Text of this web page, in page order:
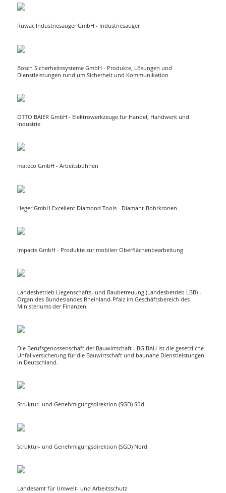
Ruwac Industriesauger GmbH - Industriesauger
Bosch Sicherheitssysteme GmbH - Produkte, Lösungen und
Dienstleistungen rund um Sicherheit und Kommunikation
OTTO BAIER GmbH - Elektrowerkzeuge für Handel, Handwerk und
Industrie
mateco GmbH - Arbeitsbühnen
Heger GmbH Excellent Diamond Tools - Diamant-Bohrkronen
Impacts GmbH - Produkte zur mobilen Oberflächenbearbeitung
Landesbetrieb Liegenschafts- und Baubetreuung (Landesbetrieb LBB) -
Organ des Bundeslandes Rheinland-Pfalz im Geschäftsbereich des
Ministeriums der Finanzen
Die Berufsgenossenschaft der Bauwirtschaft - BG BAU ist die gesetzliche
Unfallversicherung für die Bauwirtschaft und baunahe Dienstleistungen
in Deutschland.
Struktur- und Genehmigungsdirektion (SGD) Süd
Struktur- und Genehmigungsdirektion (SGD) Nord
Landesamt für Umwelt- und Arbeitsschutz